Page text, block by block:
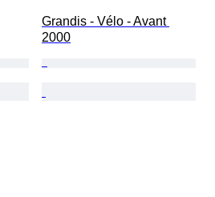
Grandis - Vélo - Avant
2000